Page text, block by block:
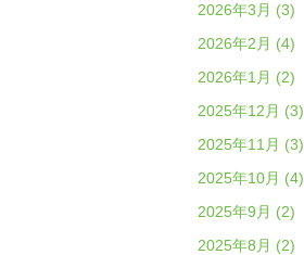
2026年3月 (3)
2026年2月 (4)
2026年1月 (2)
2025年12月 (3)
2025年11月 (3)
2025年10月 (4)
2025年9月 (2)
2025年8月 (2)